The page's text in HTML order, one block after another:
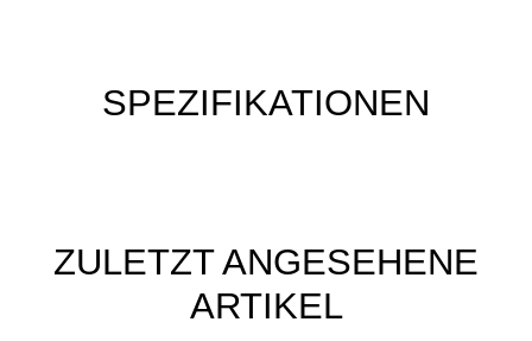
SPEZIFIKATIONEN
ZULETZT ANGESEHENE
ARTIKEL